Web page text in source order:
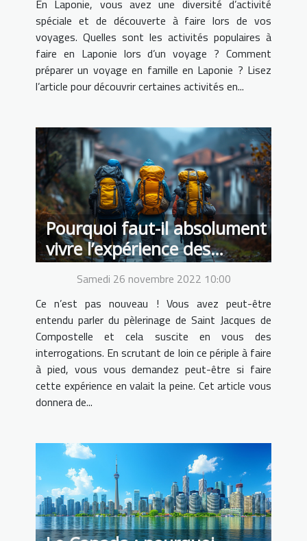
En Laponie, vous avez une diversité d’activité
spéciale et de découverte à faire lors de vos
voyages. Quelles sont les activités populaires à
faire en Laponie lors d’un voyage ? Comment
préparer un voyage en famille en Laponie ? Lisez
l’article pour découvrir certaines activités en...
Pourquoi faut-il absolument
vivre l’expérience des
chemins de Compostelle ?
Samedi 26 novembre 2022 10:00
Ce n’est pas nouveau ! Vous avez peut-être
entendu parler du pèlerinage de Saint Jacques de
Compostelle et cela suscite en vous des
interrogations. En scrutant de loin ce périple à faire
à pied, vous vous demandez peut-être si faire
cette expérience en valait la peine. Cet article vous
donnera de...